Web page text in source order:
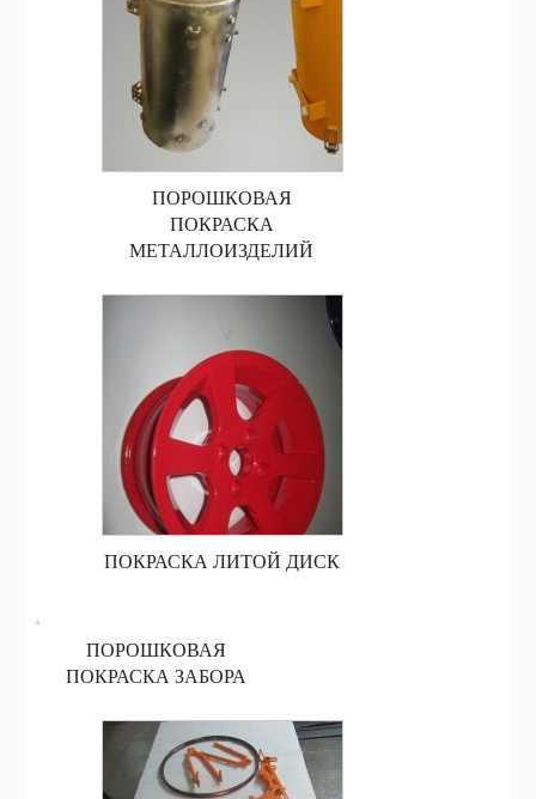
ПОРОШКОВАЯ
ПОКРАСКА
МЕТАЛЛОИЗДЕЛИЙ
ПОКРАСКА ЛИТОЙ ДИСК
ПОРОШКОВАЯ
ПОКРАСКА ЗАБОРА